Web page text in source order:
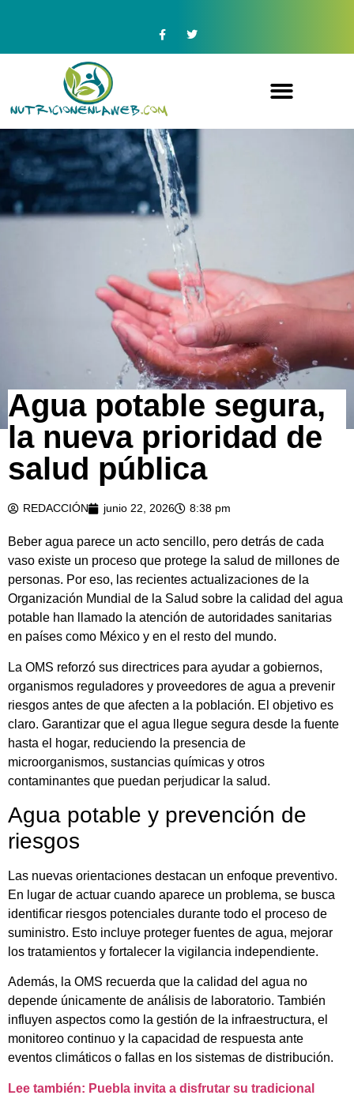
Agua potable segura,
la nueva prioridad de
salud pública
REDACCIÓN junio 22, 2026 8:38 pm
Beber agua parece un acto sencillo, pero detrás de cada
vaso existe un proceso que protege la salud de millones de
personas. Por eso, las recientes actualizaciones de la
Organización Mundial de la Salud sobre la calidad del agua
potable han llamado la atención de autoridades sanitarias
en países como México y en el resto del mundo.
La OMS reforzó sus directrices para ayudar a gobiernos,
organismos reguladores y proveedores de agua a prevenir
riesgos antes de que afecten a la población. El objetivo es
claro. Garantizar que el agua llegue segura desde la fuente
hasta el hogar, reduciendo la presencia de
microorganismos, sustancias químicas y otros
contaminantes que puedan perjudicar la salud.
Agua potable y prevención de
riesgos
Las nuevas orientaciones destacan un enfoque preventivo.
En lugar de actuar cuando aparece un problema, se busca
identificar riesgos potenciales durante todo el proceso de
suministro. Esto incluye proteger fuentes de agua, mejorar
los tratamientos y fortalecer la vigilancia independiente.
Además, la OMS recuerda que la calidad del agua no
depende únicamente de análisis de laboratorio. También
influyen aspectos como la gestión de la infraestructura, el
monitoreo continuo y la capacidad de respuesta ante
eventos climáticos o fallas en los sistemas de distribución.
Lee también: Puebla invita a disfrutar su tradicional